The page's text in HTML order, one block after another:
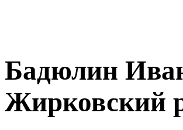
Бадюлин
Жирковский